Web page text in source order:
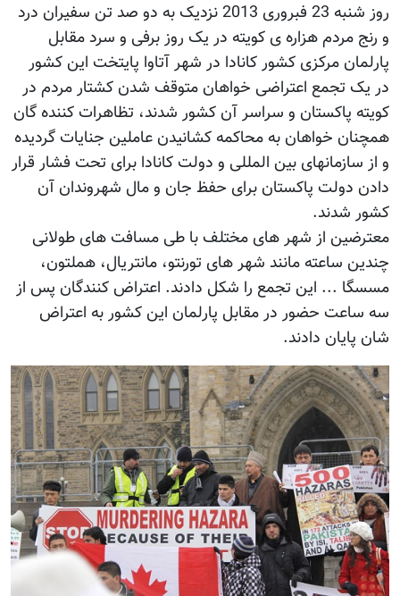
روز شنبه 23 فبروری 2013 نزدیک به دو صد تن سفیران درد
و رنج مردم هزاره ی کویته در یک روز برفی و سرد مقابل
پارلمان مرکزی کشور کانادا در شهر آتاوا پایتخت این کشور
در یک تجمع اعتراضی خواهان متوقف شدن کشتار مردم در
کویته پاکستان و سراسر آن کشور شدند، تظاهرات کننده گان
همچنان خواهان به محاکمه کشانیدن عاملین جنایات گردیده
و از سازمانهای بین المللی و دولت کانادا برای تحت فشار قرار
دادن دولت پاکستان برای حفظ جان و مال شهروندان آن
کشور شدند.
معترضین از شهر های مختلف با طی مسافت های طولانی
چندین ساعته مانند شهر های تورنتو، مانتریال، هملتون،
مسسگا ... این تجمع را شکل دادند. اعتراض کنندگان پس از
سه ساعت حضور در مقابل پارلمان این کشور به اعتراض
شان پایان دادند.